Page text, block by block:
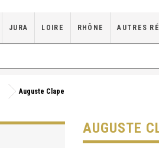
JURA LOIRE RHÔNE AUTRES
Auguste Clape
AUGUSTE